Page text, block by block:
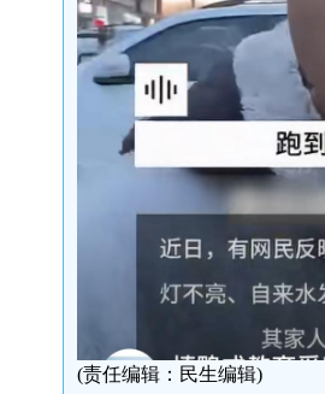
(责任编辑：民生编辑)